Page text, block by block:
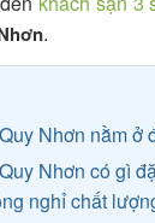
.
Nhơn nằm ở
Nhơn có gì
nghỉ chất